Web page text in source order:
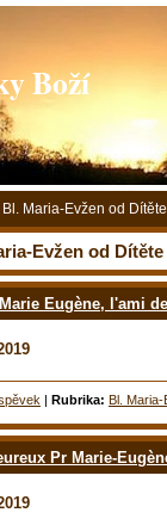
Boží
Bl. Maria-Evžen od
Evžen od
Eugène, l'ami
| Rubrika: Bl.
Pr Marie-